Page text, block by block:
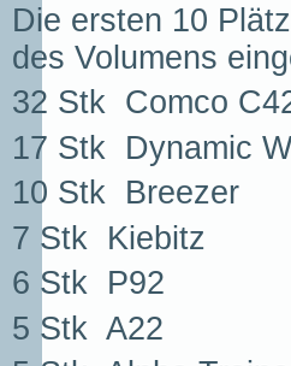
Die ersten 10
des Volumens
32 Stk Comco
17 Stk Dynamic
10 Stk Breezer
7 Stk Kiebitz
6 Stk P92
5 Stk A22